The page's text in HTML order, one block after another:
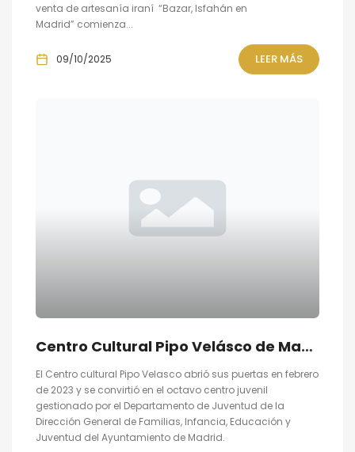
venta de artesanía iraní “Bazar, Isfahán en
Madrid” comienza...
09/10/2025 LEER MÁS
Centro Cultural Pipo Velásco de Madrid
El Centro cultural Pipo Velasco abrió sus puertas en febrero
de 2023 y se convirtió en el octavo centro juvenil
gestionado por el Departamento de Juventud de la
Dirección General de Familias, Infancia, Educación y
Juventud del Ayuntamiento de Madrid.